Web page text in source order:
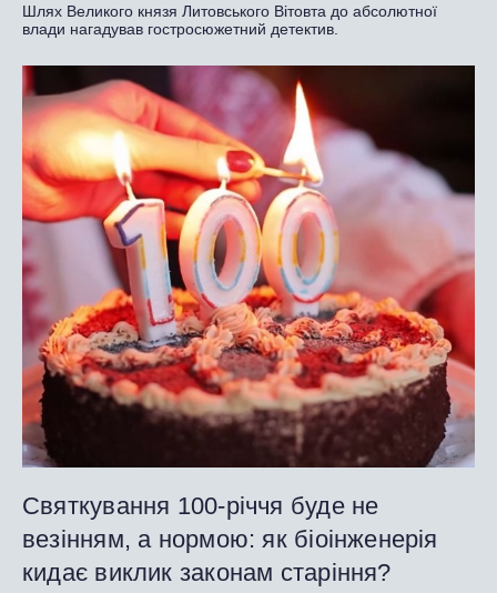
Шлях Великого князя Литовського Вітовта до абсолютної
влади нагадував гостросюжетний детектив.
Святкування 100-річчя буде не
везінням, а нормою: як біоінженерія
кидає виклик законам старіння?